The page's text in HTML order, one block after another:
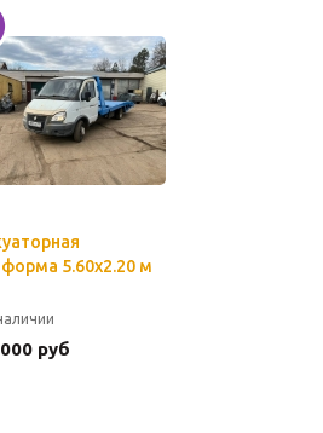
5.60х2.20 м
руб